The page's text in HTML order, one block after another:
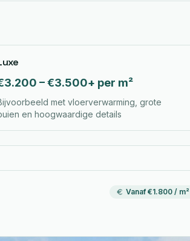
– €3.500+ per m²
met vloerverwarming, grote
en hoogwaardige details
Vanaf €1.800 / m²